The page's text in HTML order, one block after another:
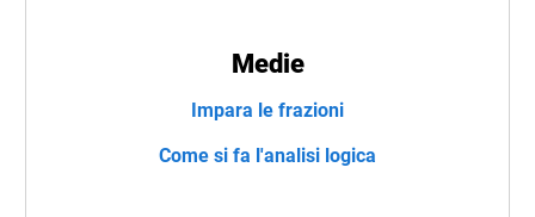
Medie
Impara le frazioni
Come si fa l'analisi logica